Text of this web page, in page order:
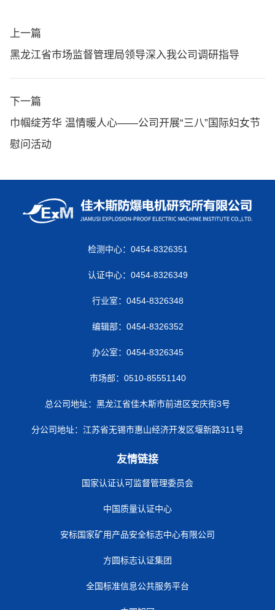
上一篇
黑龙江省市场监督管理局领导深入我公司调研指导
下一篇
巾帼绽芳华 温情暖人心——公司开展“三八”国际妇女节
慰问活动
检测中心：0454-8326351
认证中心：0454-8326349
行业室：0454-8326348
编辑部：0454-8326352
办公室：0454-8326345
市场部：0510-85551140
总公司地址：黑龙江省佳木斯市前进区安庆街3号
分公司地址：江苏省无锡市惠山经济开发区堰新路311号
友情链接
国家认证认可监督管理委员会
中国质量认证中心
安标国家矿用产品安全标志中心有限公司
方圆标志认证集团
全国标准信息公共服务平台